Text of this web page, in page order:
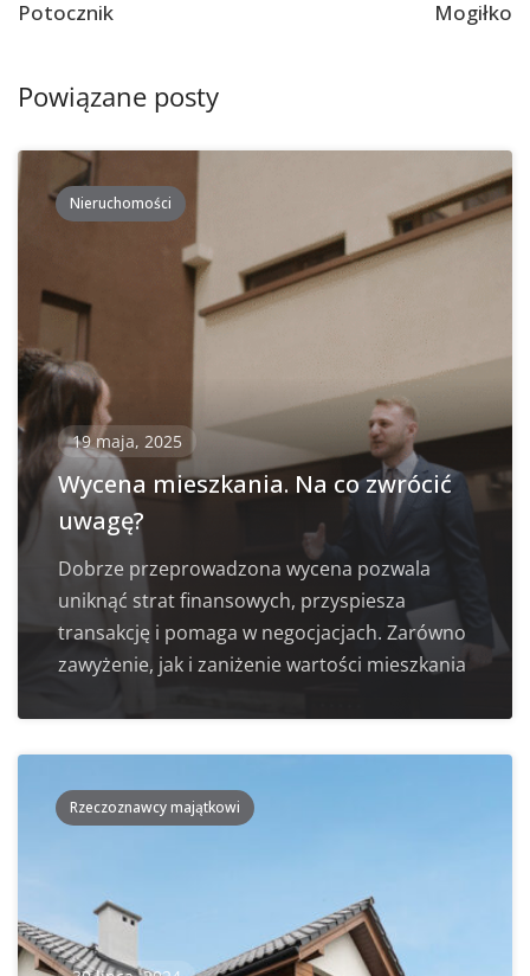
postach
Potocznik
Mogiłko
Powiązane posty
Nieruchomości
19 maja, 2025
Wycena mieszkania. Na co zwrócić
uwagę?
Dobrze przeprowadzona wycena pozwala
uniknąć strat finansowych, przyspiesza
transakcję i pomaga w negocjacjach. Zarówno
zawyżenie, jak i zaniżenie wartości mieszkania
Rzeczoznawcy majątkowi